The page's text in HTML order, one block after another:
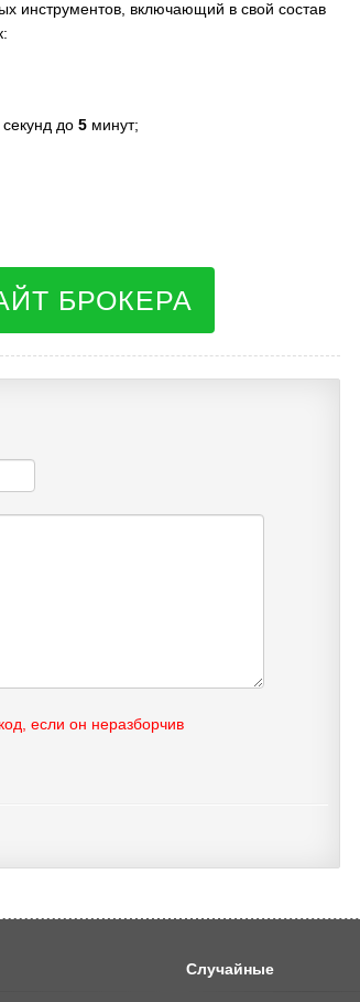
инструментов, включающий в свой состав
секунд до 5 минут;
БРОКЕРА
Случайные